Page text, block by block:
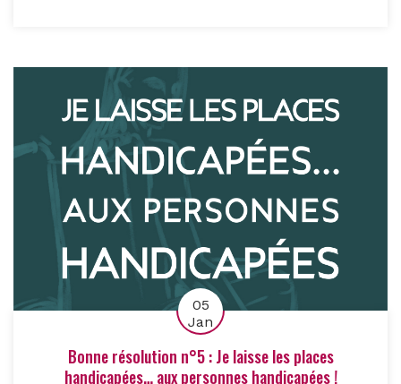
05
Jan
Bonne résolution n°5 : Je laisse les places
handicapées… aux personnes handicapées !